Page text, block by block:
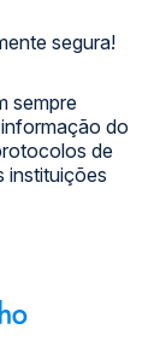
segura!
sempre
do
de
instituições